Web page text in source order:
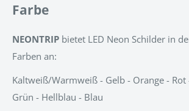
Farbe
NEONTRIP bietet LED Neon Schilder in
Farben an:
Kaltweiß/Warmweiß - Gelb - Orange - Rot
Grün - Hellblau - Blau